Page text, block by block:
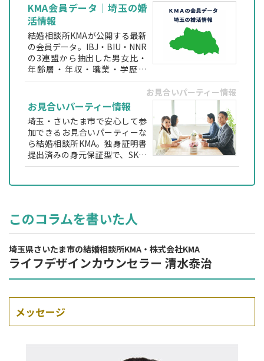
KMA会員データ｜埼玉の婚
活情報
結婚相談所KMAが公開する最新
の会員データ。IBJ・BIU・NNR
の3連盟から抽出した男女比・
年齢層・年収・職業・学歴な
ど、埼玉で婚活する方が実際に
解説します。
お見合いパーティー情報
お見合いパーティー情報
埼玉・さいたま市で安心して参
加できるお見合いパーティーな
ら結婚相談所KMA。独身証明書
提出済みの身元保証型で、SK法
による心が通う交流やビュッフ
代〜60代向けの婚活パーティー
このコラムを書いた人
埼玉県さいたま市の結婚相談所KMA・株式会社KMA
ライフデザインカウンセラー 清水泰治
メッセージ